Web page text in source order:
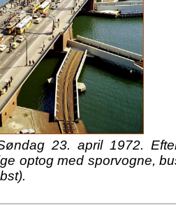
23. april 1972.
optog med sporvogne,